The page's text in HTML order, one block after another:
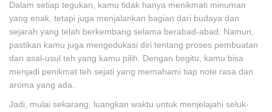
Dalam setiap tegukan, kamu tidak hanya menikmati minuman
yang enak, tetapi juga menjalankan bagian dari budaya dan
sejarah yang telah berkembang selama berabad-abad. Namun,
pastikan kamu juga mengedukasi diri tentang proses pembuatan
dan asal-usul teh yang kamu pilih. Dengan begitu, kamu bisa
menjadi penikmat teh sejati yang memahami tiap note rasa dan
aroma yang ada.
Jadi, mulai sekarang, luangkan waktu untuk menjelajahi seluk-